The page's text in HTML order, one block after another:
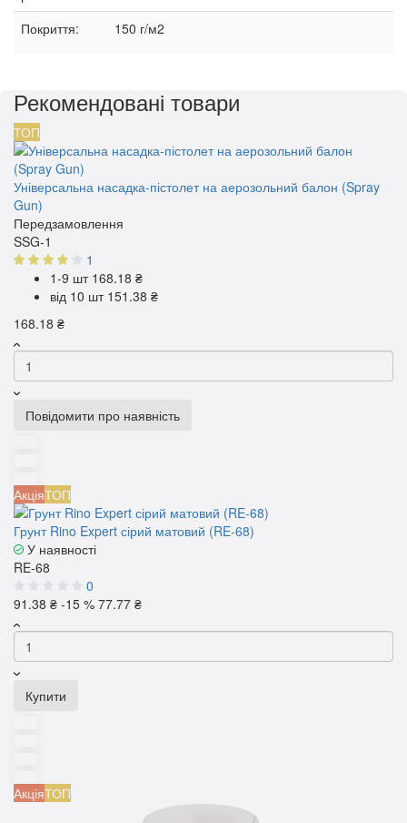
Покриття:
150 г/м2
Рекомендовані товари
ТОП
Універсальна насадка-пістолет на аерозольний балон (Spray
Gun)
Передзамовлення
SSG-1
1
1-9 шт 168.18 ₴
від 10 шт 151.38 ₴
168.18 ₴
Повідомити про наявність
АкціяТОП
Грунт Rino Expert сірий матовий (RE-68)
У наявності
RE-68
0
91.38 ₴ -15 % 77.77 ₴
Купити
АкціяТОП